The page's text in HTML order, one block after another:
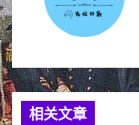
相关文章